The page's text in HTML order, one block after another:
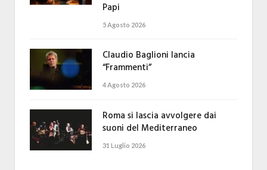
Papi
5 Agosto 2026
Claudio Baglioni lancia
“Frammenti”
4 Agosto 2026
Roma si lascia avvolgere dai
suoni del Mediterraneo
31 Luglio 2026